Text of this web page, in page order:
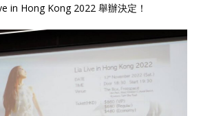
in Hong Kong 2022 舉辦決定！